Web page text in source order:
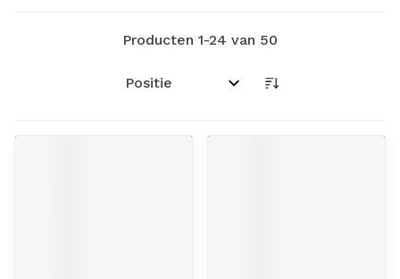
Producten 1-24 van 50
Sorteer op: